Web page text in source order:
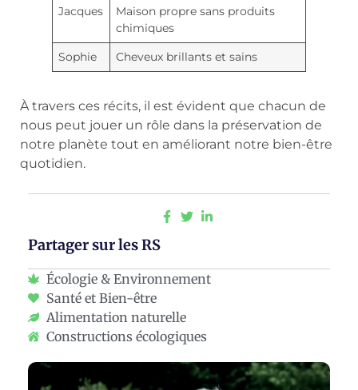
Jacques
Maison propre sans produits
chimiques
Sophie
Cheveux brillants et sains
À travers ces récits, il est évident que chacun de
nous peut jouer un rôle dans la préservation de
notre planète tout en améliorant notre bien-être
quotidien.
Partager sur les RS
Écologie & Environnement
Santé et Bien-être
Alimentation naturelle
Constructions écologiques